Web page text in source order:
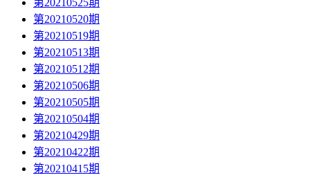
第20210525期
第20210520期
第20210519期
第20210513期
第20210512期
第20210506期
第20210505期
第20210504期
第20210429期
第20210422期
第20210415期